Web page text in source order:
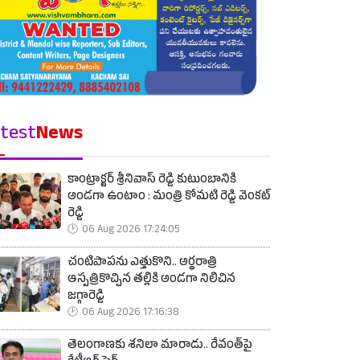
News
కాంట్రాక్టర్ శ్రీనివాస్ రెడ్డి కుటుంబానికి
అండగా ఉంటాం : మంత్రి కోమటి రెడ్డి వెంకట్
రెడ్డి
06 Aug 2026 17:24:05
చంటిపాపను ఎత్తుకొని.. అర్ధరాత్రి
ఆస్పత్రికొచ్చిన తల్లికి అండగా నిలిచిన
జగ్గారెడ్డి
06 Aug 2026 17:16:38
తెలంగాణకు శనిలా మారాడు.. రేవంత్‌పై